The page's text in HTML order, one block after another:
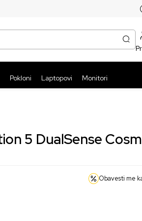
BESPLATNA ISPORUKA PAKETA
Pokloni Laptopovi Monitori
5 DualSense
Obavesti me